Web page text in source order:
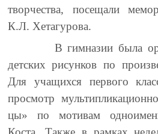
творчества, посещали
К.Л. Хетагурова.
В гимназии была
детских рисунков по
Для учащихся первого
просмотр
цы» по мотивам